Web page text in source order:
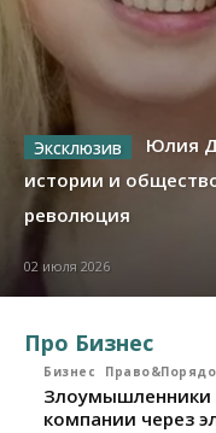
Юлия
истории и
революция
02 июля 2026
Про Бизнес
Бизнес
Злоумышленники
компании через